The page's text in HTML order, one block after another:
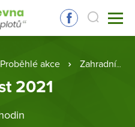
Proběhlé akce Zahradní slavnost 2021
2021